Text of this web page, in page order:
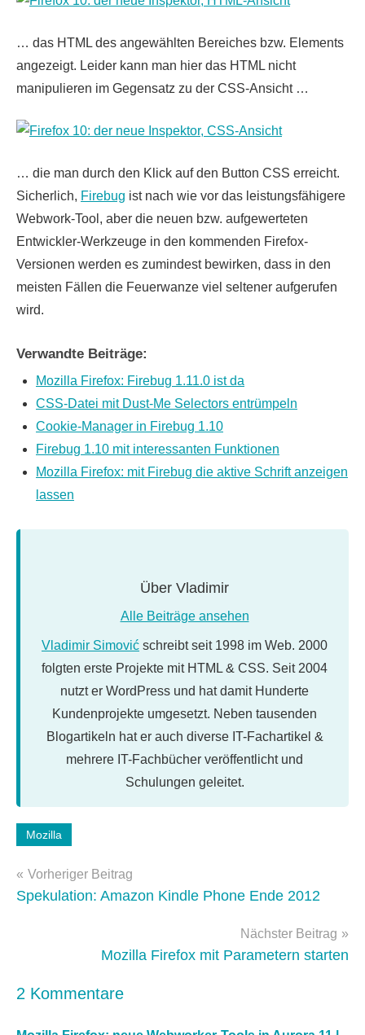
… das HTML des angewählten Bereiches bzw. Elements
angezeigt. Leider kann man hier das HTML nicht
manipulieren im Gegensatz zu der CSS-Ansicht …
… die man durch den Klick auf den Button CSS erreicht.
Sicherlich, Firebug ist nach wie vor das leistungsfähigere
Webwork-Tool, aber die neuen bzw. aufgewerteten
Entwickler-Werkzeuge in den kommenden Firefox-
Versionen werden es zumindest bewirken, dass in den
meisten Fällen die Feuerwanze viel seltener aufgerufen
wird.
Verwandte Beiträge:
Mozilla Firefox: Firebug 1.11.0 ist da
CSS-Datei mit Dust-Me Selectors entrümpeln
Cookie-Manager in Firebug 1.10
Firebug 1.10 mit interessanten Funktionen
Mozilla Firefox: mit Firebug die aktive Schrift anzeigen
lassen
Über Vladimir
Alle Beiträge ansehen
Vladimir Simović schreibt seit 1998 im Web. 2000
folgten erste Projekte mit HTML & CSS. Seit 2004
nutzt er WordPress und hat damit Hunderte
Kundenprojekte umgesetzt. Neben tausenden
Blogartikeln hat er auch diverse IT-Fachartikel &
mehrere IT-Fachbücher veröffentlicht und
Schulungen geleitet.
Schlagwörter:
Tools,
webwork-
Mozilla
Beitragsnavigation
Vorheriger Beitrag
Spekulation: Amazon Kindle Phone Ende 2012
Nächster Beitrag
Mozilla Firefox mit Parametern starten
2 Kommentare